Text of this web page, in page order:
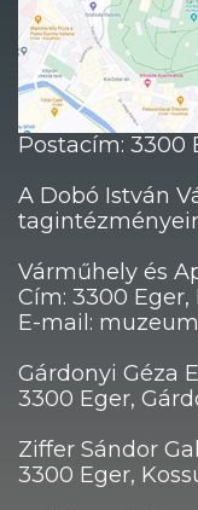
Postacím: 3300
A Dobó István
Várműhely és
Cím: 3300 Eger,
E-mail:
Gárdonyi Géza
3300 Eger,
Ziffer Sándor
3300 Eger,